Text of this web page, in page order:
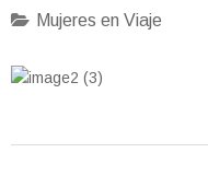
Mujeres en Viaje